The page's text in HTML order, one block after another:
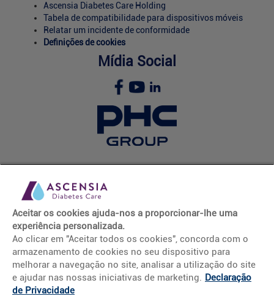
Ascensia Diabetes Care Holding
Tabela de compatibilidade para dispositivos móveis
Relatar um incidente de conformidade
Definições de cookies
Mídia Social
© 2026 Ascensia Diabetes Care Holdings AG. Todos os direitos
WEBPT.17 Rev. Março26. Última atualização: Março/2026
A informação fornecida pela Ascensia Diabetes Care Portugal
não deve ser considerada como aconselhamento médico,
diagnóstico ou tratamento e não substitui a opinião do seu
profissional de saúde. Para um uso seguro, leia cuidadosamente
a rotulagem e instruções de utilização dos dispositivos médicos:
Aceitar os cookies ajuda-nos a proporcionar-lhe uma
experiência personalizada.
Ao clicar em "Aceitar todos os cookies", concorda com o
armazenamento de cookies no seu dispositivo para
melhorar a navegação no site, analisar a utilização do site
e ajudar nas nossas iniciativas de marketing. Declaração
de Privacidade